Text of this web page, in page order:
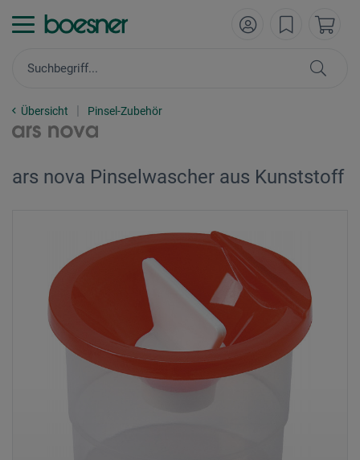
Übersicht Pinsel-Zubehör
ars nova Pinselwascher aus Kunststoff